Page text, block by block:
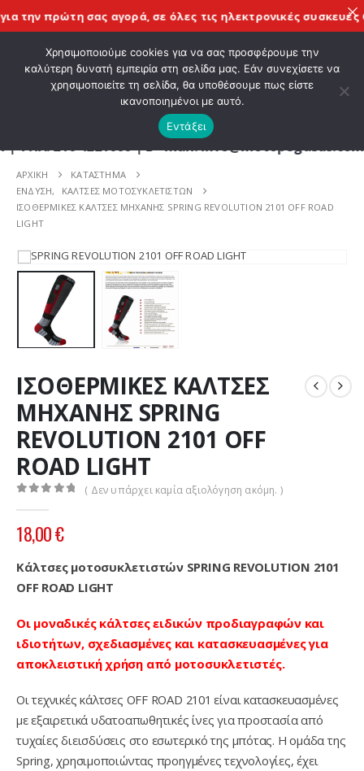
ΚΑΛΩΣ ΗΡΘΑΤΕ ΣΤΟ E-SHOP ΜΟΤΟ ΠΗΓΑΣΟΣ !
| E - mail: info@motopegasus.com |
ΑΡΧΙΚΉ
ΚΑΤΆΣΤΗΜΑ
ΕΝΔΥΣΗ,
ΚΑΛΤΣΕΣ ΜΟΤΟΣΥΚΛΕΤΙΣΤΩΝ
ΙΣΟΘΕΡΜΙΚΕΣ ΚΑΛΤΣΕΣ ΜΗΧΑΝΗΣ SPRING REVOLUTION 2101 OFF ROAD
LIGHT
ΙΣΟΘΕΡΜΙΚΕΣ ΚΑΛΤΣΕΣ
ΜΗΧΑΝΗΣ SPRING
REVOLUTION 2101 OFF
ROAD LIGHT
( Δεν υπάρχει καμία αξιολόγηση ακόμη. )
18,00€
Κάλτσες μοτοσυκλετιστών SPRING REVOLUTION 2101
OFF ROAD LIGHT
Οι μοναδικές κάλτσες ειδικών προδιαγραφών και
ιδιοτήτων, σχεδιασμένες και κατασκευασμένες για
αποκλειστική χρήση από μοτοσυκλετιστές.
Οι τεχνικές κάλτσες OFF ROAD 2101 είναι κατασκευασμένες
με εξαιρετικά υδατοαπωθητικές ίνες για προστασία από
τυχαίες διεισδύσεις στο εσωτερικό της μπότας. Η ομάδα της
Spring, χρησιμοποιώντας προηγμένες τεχνολογίες, έχει
την πρώτη σας αγορά, σε όλες τιςηλεκτρονικές συσκευές
Χρησιμοποιούμε cookies για να σας προσφέρουμε την
καλύτερη δυνατή εμπειρία στη σελίδα μας. Εάν συνεχίσετε να
χρησιμοποιείτε τη σελίδα, θα υποθέσουμε πως είστε
ικανοποιημένοι με αυτό.
Εντάξει